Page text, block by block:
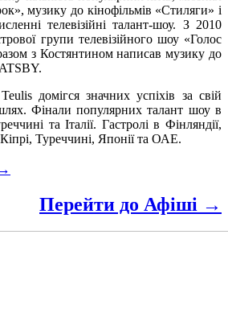
музику до кінофільмів «Стиляги» і
телевізійні талант-шоу. З 2010
групи телевізійного шоу «Голос
з Костянтином написав музику до
домігся значних успіхів за свій
Фінали популярних талант шоу в
та Італії. Гастролі в Фінляндії,
Туреччині, Японії та ОАЕ.
Перейти до Афіші →